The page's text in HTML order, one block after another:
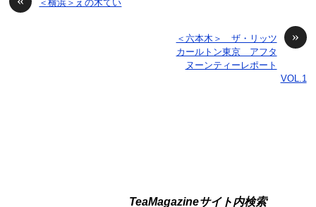
＜横浜＞えの木てい
»
＜六本木＞ ザ・リッツ
カールトン東京 アフタ
ヌーンティーレポート
VOL.1
TeaMagazineサイト内検索